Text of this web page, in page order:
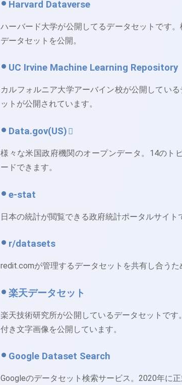
Harvard Dataverse
ハーバード大学が公開してるデータセットです
データセットを公開。
UC Irvine Machine Learning Repository
カルフォルニア大学アーバイン校が公開してい
ットが公開されています。
Data.gov(US)
様々な米国政府機関のオープンデータ。14のト
ードできます。
e-stat
日本の統計が閲覧できる政府統計ポータルサイト
r/datasets
redit.comが管理するデータセットを共有し合うた
楽天データセット
楽天技術研究所が公開しているデータセットで
付き文字画像を公開しています。
Google Dataset Search
Googleのデータセット検索サービス。2020年に正